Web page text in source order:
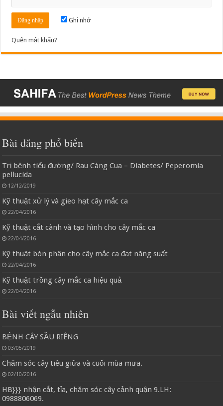
Ghi nhớ
Quên mật khẩu?
Bài đăng phổ biến
Trị bệnh tiểu đường/ Rau Càng Cua – Diabetes/ Peperomia
pellucida
12/12/2019
Kỹ thuật xử lý và gieo hạt cây mắc ca
22/04/2016
Kỹ thuật cắt cành và tạo hình cho cây mắc ca
22/04/2016
Kỹ thuật bón phân cho cây mắc ca đạt năng suất
22/04/2016
Kỹ thuật trồng cây mắc ca hiệu quả
22/04/2016
Bài viết ngẫu nhiên
BỆNH CÂY SẦU RIÊNG
03/05/2019
Chăm sóc cây tiêu giữa và cuối mùa mưa.
02/10/2016
HB}}} nhận cắt, tỉa, chăm sóc cây cảnh quận 9.LH:
0988806069.